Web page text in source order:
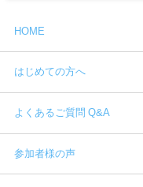
HOME
はじめての方へ
よくあるご質問 Q&A
参加者様の声